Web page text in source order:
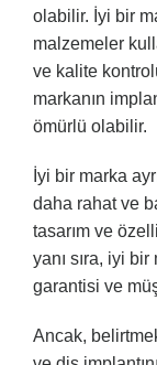
olabilir. İyi bir
malzemeler
ve kalite
markanın
ömürlü olabilir.
İyi bir marka
daha rahat ve
tasarım ve
yanı sıra, iyi
garantisi ve
Ancak,